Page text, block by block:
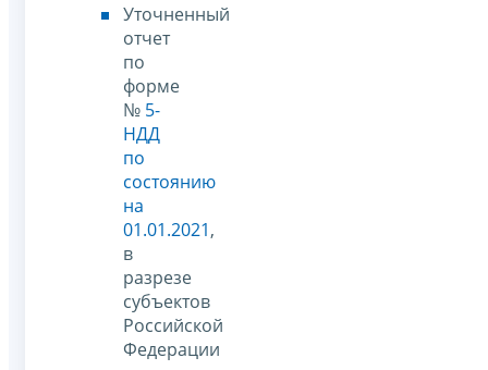
Уточненный
отчет
по
форме
№ 5-
НДД
по
состоянию
на
01.01.2021,
в
разрезе
субъектов
Российской
Федерации